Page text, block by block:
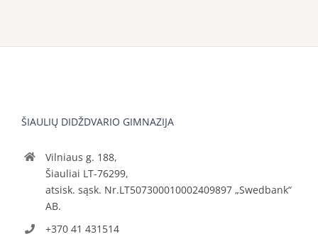
ŠIAULIŲ DIDŽDVARIO GIMNAZIJA
Vilniaus g. 188,
Šiauliai LT-76299,
atsisk. sąsk. Nr.LT507300010002409897 „Swedbank“
AB.
+370 41 431514